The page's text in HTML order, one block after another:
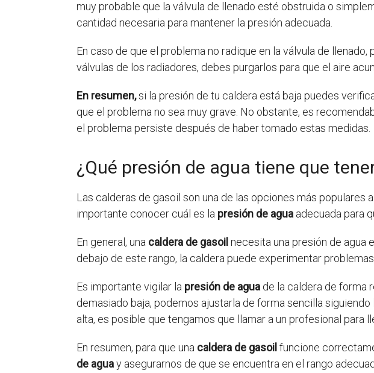
muy probable que la válvula de llenado esté obstruida o
cantidad necesaria para mantener la presión adecuada.
En caso de que el problema no radique en la válvula de llenado,
válvulas de los radiadores, debes purgarlos para que el aire
En resumen,si la presión de tu caldera está baja puedes
que el problema no sea muy grave. No obstante, es
el problema persiste después de haber tomado estas medidas.
¿Qué presión de agua tiene que
Las calderas de gasoil son una de las opciones más populares
importante conocer cuál es la presión de agua adecuada para
En general, una caldera de gasoil necesita una presión de agua
debajo de este rango, la caldera puede experimentar
Es importante vigilar la presión de agua de la caldera de forma
demasiado baja, podemos ajustarla de forma sencilla
alta, es posible que tengamos que llamar a un profesional para
En resumen, para que una caldera de gasoil funcione
de aguay asegurarnos de que se encuentra en el rango